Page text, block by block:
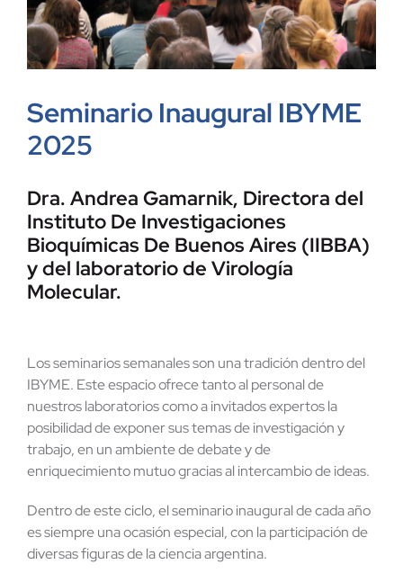
Seminario Inaugural IBYME
2025
Dra. Andrea Gamarnik, Directora del
Instituto De Investigaciones
Bioquímicas De Buenos Aires (IIBBA)
y del laboratorio de Virología
Molecular.
Los seminarios semanales son una tradición dentro del
IBYME. Este espacio ofrece tanto al personal de
nuestros laboratorios como a invitados expertos la
posibilidad de exponer sus temas de investigación y
trabajo, en un ambiente de debate y de
enriquecimiento mutuo gracias al intercambio de ideas.
Dentro de este ciclo, el seminario inaugural de cada año
es siempre una ocasión especial, con la participación de
diversas figuras de la ciencia argentina.